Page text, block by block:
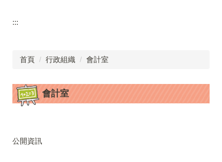
:::
首頁 行政組織 會計室
會計室
公開資訊